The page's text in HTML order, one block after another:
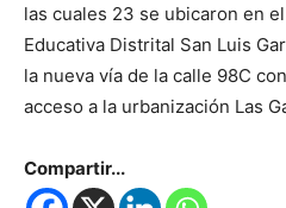
las cuales 23 se ubicaron en
Educativa Distrital San Luis
la nueva vía de la calle 98C
acceso a la urbanización Las
Compartir...